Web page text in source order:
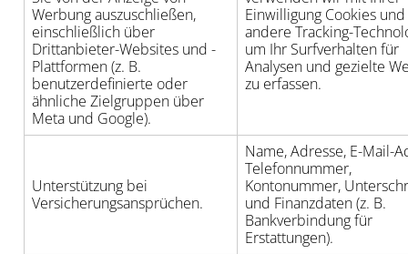
Werbung auszuschließen,
einschließlich über
Drittanbieter-Websites und -
Plattformen (z. B.
benutzerdefinierte oder
ähnliche Zielgruppen über
Meta und Google).
Einwilligung Cookies und
andere Tracking-
um Ihr Surfverhalten für
Analysen und gezielte
zu erfassen.
Unterstützung bei
Versicherungsansprüchen.
Name, Adresse, E-Mail-
Telefonnummer,
Kontonummer,
und Finanzdaten (z. B.
Bankverbindung für
Erstattungen).